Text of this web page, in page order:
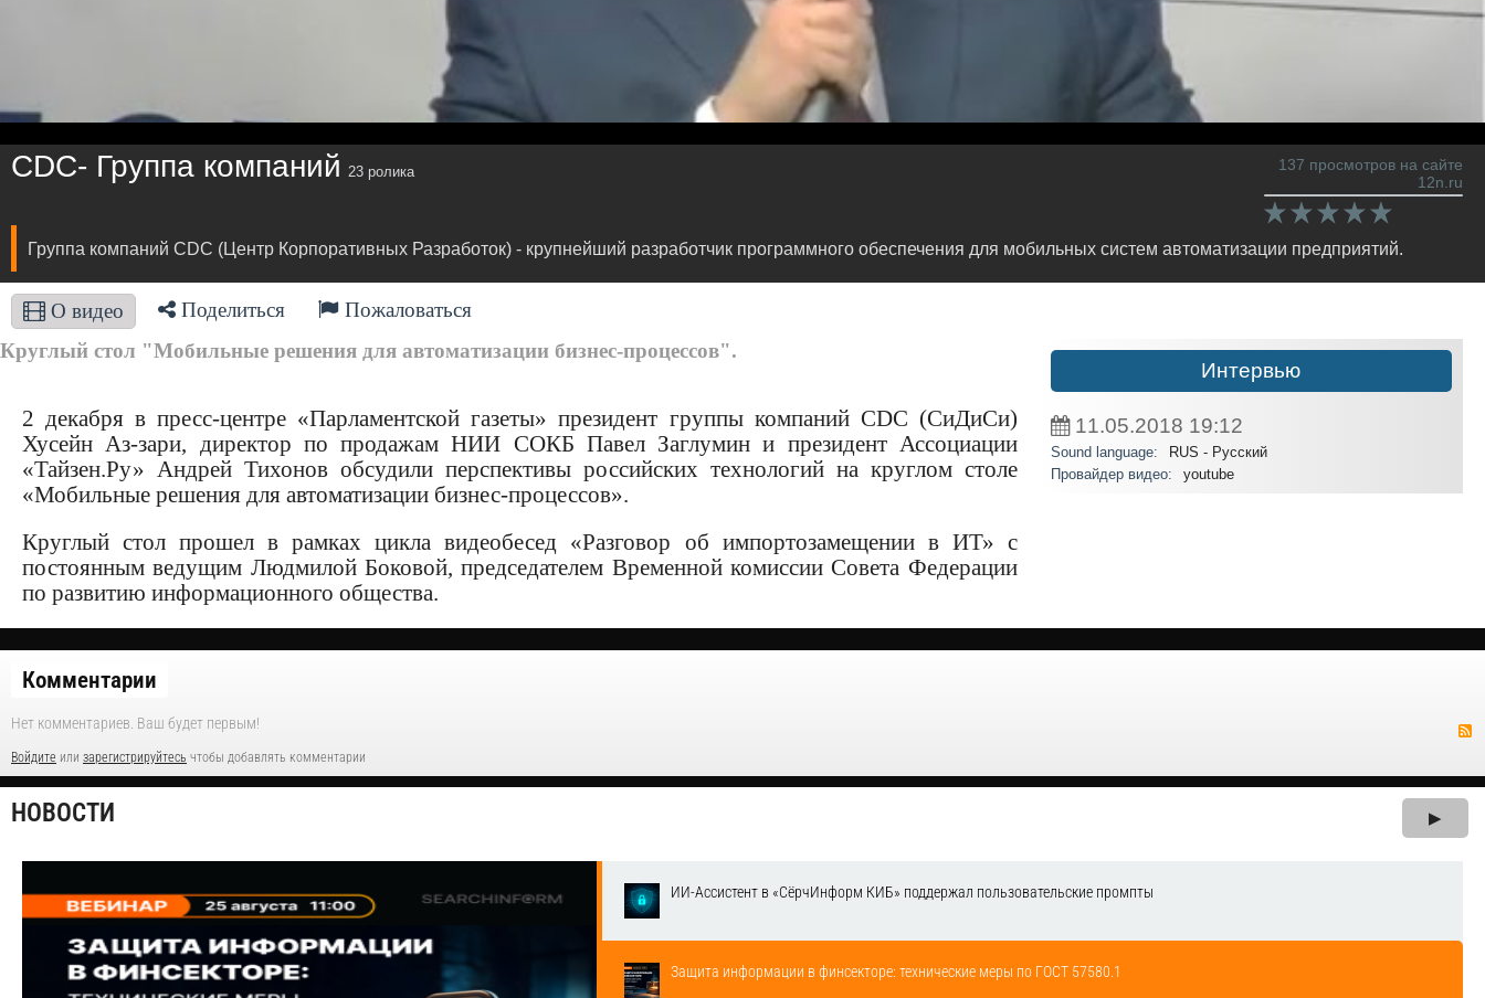
CDC- Группа компаний 23 ролика
137 просмотров на сайте
12n.ru
Группа компаний CDC (Центр Корпоративных Разработок) - крупнейший разработчик программного обеспечения для мобильных систем автоматизации предприятий.
О видео Поделиться
Пожаловаться
Круглый стол "Мобильные решения для автоматизации бизнес-процессов".
2 декабря в пресс-центре «Парламентской газеты» президент группы компаний CDC (СиДиСи)
Хусейн Аз-зари, директор по продажам НИИ СОКБ Павел Заглумин и президент Ассоциации
«Тайзен.Ру» Андрей Тихонов обсудили перспективы российских технологий на круглом столе
«Мобильные решения для автоматизации бизнес-процессов».
Круглый стол прошел в рамках цикла видеобесед «Разговор об импортозамещении в ИТ» с
постоянным ведущим Людмилой Боковой, председателем Временной комиссии Совета Федерации
по развитию информационного общества.
Интервью
11.05.2018 19:12
Sound language:
RUS - Русский
Провайдер видео:
youtube
Комментарии
Нет комментариев. Ваш будет первым!
Войдите или зарегистрируйтесь чтобы добавлять комментарии
НОВОСТИ ▶
ИИ-Ассистент в «СёрчИнформ КИБ» поддержал пользовательские промпты
Защита информации в финсекторе: технические меры по ГОСТ 57580.1